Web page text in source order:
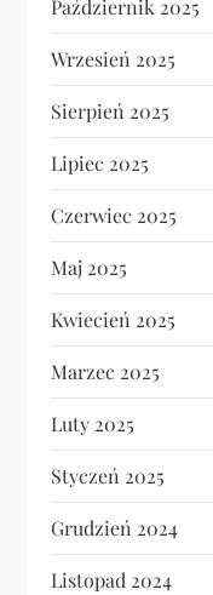
Październik 2025
Wrzesień 2025
Sierpień 2025
Lipiec 2025
Czerwiec 2025
Maj 2025
Kwiecień 2025
Marzec 2025
Luty 2025
Styczeń 2025
Grudzień 2024
Listopad 2024